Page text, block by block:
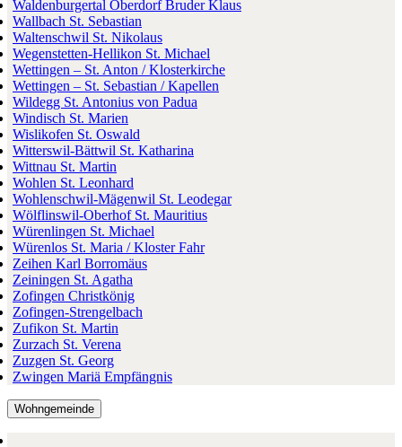
Waldenburgertal Oberdorf Bruder Klaus
Wallbach St. Sebastian
Waltenschwil St. Nikolaus
Wegenstetten-Hellikon St. Michael
Wettingen – St. Anton / Klosterkirche
Wettingen – St. Sebastian / Kapellen
Wildegg St. Antonius von Padua
Windisch St. Marien
Wislikofen St. Oswald
Witterswil-Bättwil St. Katharina
Wittnau St. Martin
Wohlen St. Leonhard
Wohlenschwil-Mägenwil St. Leodegar
Wölflinswil-Oberhof St. Mauritius
Würenlingen St. Michael
Würenlos St. Maria / Kloster Fahr
Zeihen Karl Borromäus
Zeiningen St. Agatha
Zofingen Christkönig
Zofingen-Strengelbach
Zufikon St. Martin
Zurzach St. Verena
Zuzgen St. Georg
Zwingen Mariä Empfängnis
Wohngemeinde